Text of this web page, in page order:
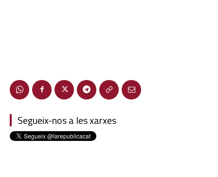
Segueix-nos a les xarxes